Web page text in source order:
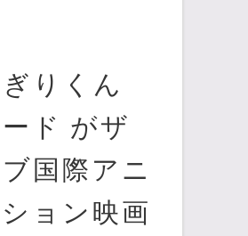
りくん
ド がザ
国際アニ
ョン映画